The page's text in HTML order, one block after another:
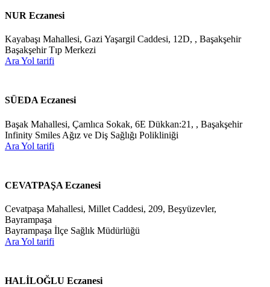
NUR Eczanesi
Kayabaşı Mahallesi, Gazi Yaşargil Caddesi, 12D, , Başakşehir
Başakşehir Tıp Merkezi
Ara Yol tarifi
SÜEDA Eczanesi
Başak Mahallesi, Çamlıca Sokak, 6E Dükkan:21, , Başakşehir
Infinity Smiles Ağız ve Diş Sağlığı Polikliniği
Ara Yol tarifi
CEVATPAŞA Eczanesi
Cevatpaşa Mahallesi, Millet Caddesi, 209, Beşyüzevler,
Bayrampaşa
Bayrampaşa İlçe Sağlık Müdürlüğü
Ara Yol tarifi
HALİLOĞLU Eczanesi